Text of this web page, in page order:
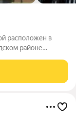
расположен в
районе
20 мин до моря; -